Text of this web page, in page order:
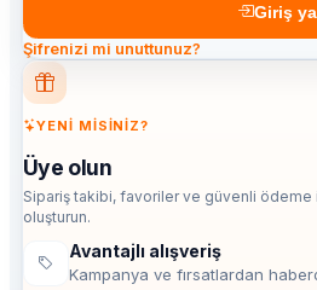
Giriş
Şifrenizi mi unuttunuz?
YENI MISINIZ?
Üye olun
Sipariş takibi, favoriler ve güvenli ödeme
oluşturun.
Avantajlı alışveriş
Kampanya ve fırsatlardan